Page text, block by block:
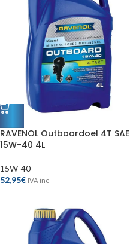
RAVENOL Outboardoel 4T SAE
15W-40 4L
15W-40
52,95€ IVA inc